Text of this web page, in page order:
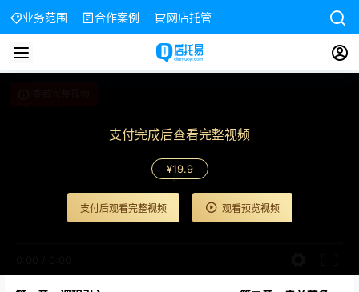
业务范围 合作案例 网店托管
支付完成后查看完整视频
¥19.9
支付后观看完整视频 观看预览视频